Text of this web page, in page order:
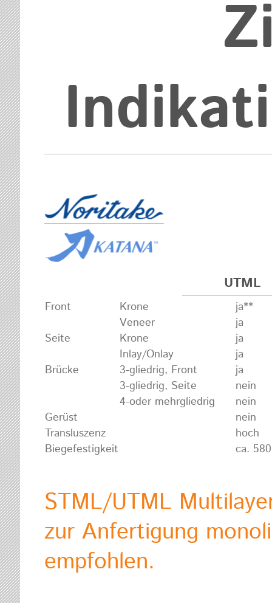
UTML
Front Krone
ja**
Veneer
ja
Seite
Krone
ja
Inlay/Onlay
ja
Brücke
3-gliedrig, Front
ja
3-gliedrig, Seite
nein
4-oder mehrgliedrig
nein
Gerüst
nein
Transluszenz
hoch
Biegefestigkeit
ca.
STML/UTML
zur Anfertigung
empfohlen.